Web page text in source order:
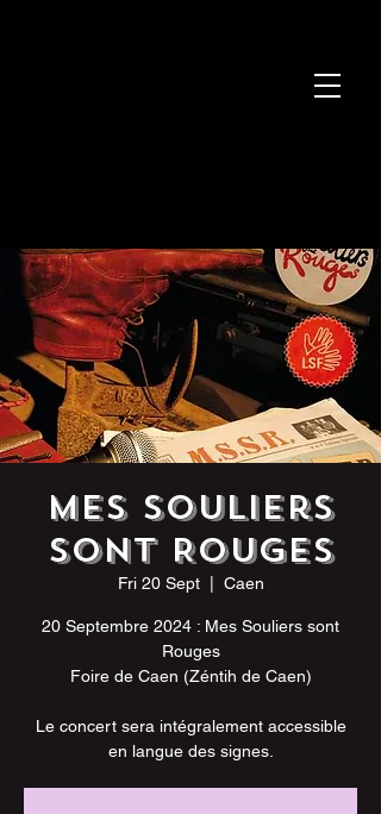
Mes Souliers
sont Rouges
Fri 20 Sept
  |
Caen
20 Septembre 2024 : Mes Souliers sont
Rouges
Foire de Caen (Zéntih de Caen)
Le concert sera intégralement accessible
en langue des signes.